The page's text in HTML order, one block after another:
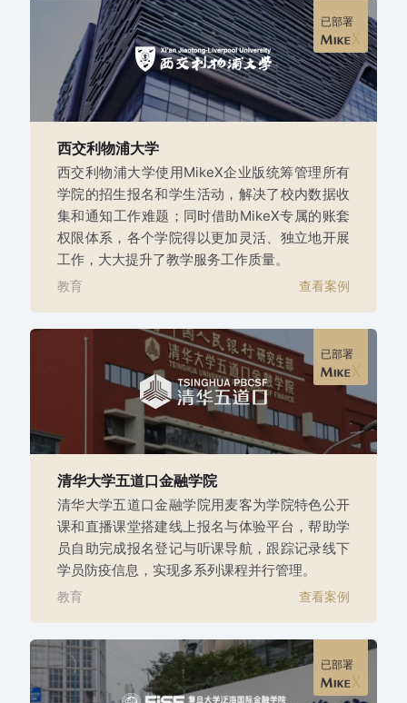
已部署
西交利物浦大学
西交利物浦大学使用MikeX企业版统筹管理所有
学院的招生报名和学生活动，解决了校内数据收
集和通知工作难题；同时借助MikeX专属的账套
权限体系，各个学院得以更加灵活、独立地开展
工作，大大提升了教学服务工作质量。
教育 查看案例
已部署
清华大学五道口金融学院
清华大学五道口金融学院用麦客为学院特色公开
课和直播课堂搭建线上报名与体验平台，帮助学
员自助完成报名登记与听课导航，跟踪记录线下
学员防疫信息，实现多系列课程并行管理。
教育 查看案例
已部署